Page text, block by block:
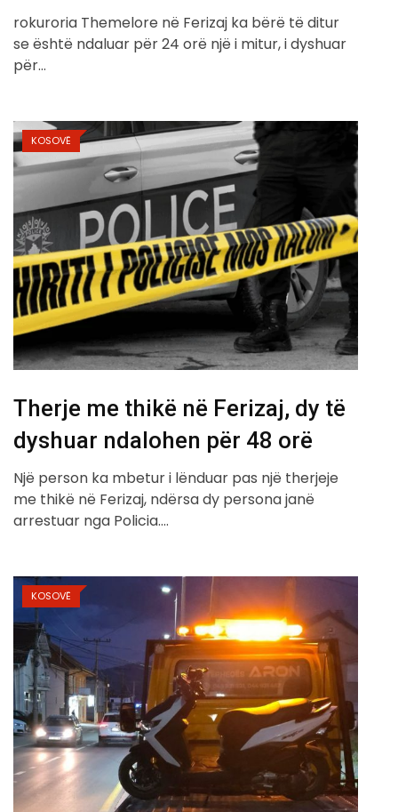
rokuroria Themelore në Ferizaj ka bërë të ditur
se është ndaluar për 24 orë një i mitur, i dyshuar
për…
KOSOVË
Therje me thikë në Ferizaj, dy të
dyshuar ndalohen për 48 orë
Një person ka mbetur i lënduar pas një therjeje
me thikë në Ferizaj, ndërsa dy persona janë
arrestuar nga Policia.…
KOSOVË